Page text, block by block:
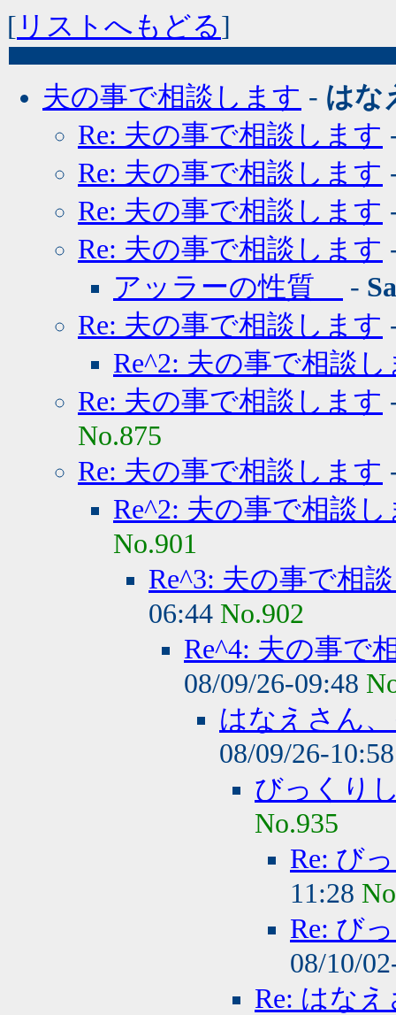
[ リストへもどる]
夫の事で相談します - はな
Re: 夫の事で相談します
Re: 夫の事で相談します
Re: 夫の事で相談します
Re: 夫の事で相談します
アッラーの性質
-
Re: 夫の事で相談します
Re^2: 夫の事で相談
Re: 夫の事で相談します
No.875
Re: 夫の事で相談します
Re^2: 夫の事で相談
No.901
Re^3: 夫の事で相
06:44 No.902
Re^4: 夫の事で
08/09/26-09:48
はなえさん
08/09/26-
びっくり
No.935
Re: び
11:28
Re: び
08/10/
Re: はな